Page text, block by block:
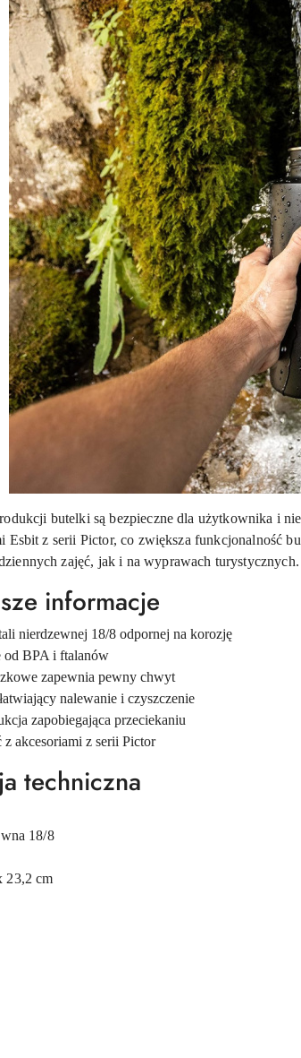
butelki są bezpieczne dla użytkownika i
Esbit z serii Pictor, co zwiększa funkcjonalność
zajęć, jak i na wyprawach turystycznych.
informacje
nierdzewnej 18/8 odpornej na korozję
od BPA i ftalanów
zapewnia pewny chwyt
nalewanie i czyszczenie
zapobiegająca przeciekaniu
akcesoriami z serii Pictor
techniczna
18/8
23,2 cm